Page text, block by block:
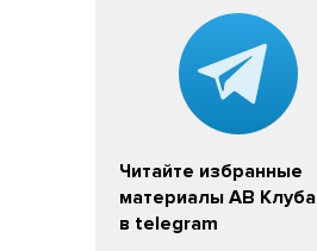
Читайте избранные
материалы АВ Клуба
в telegram